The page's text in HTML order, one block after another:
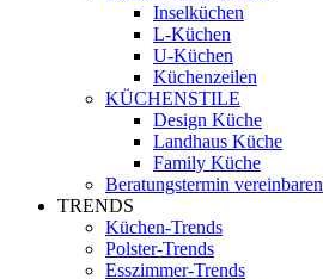
Inselküchen
L-Küchen
U-Küchen
Küchenzeilen
KÜCHENSTILE
Design Küche
Landhaus Küche
Family Küche
Beratungstermin vereinbaren
TRENDS
Küchen-Trends
Polster-Trends
Esszimmer-Trends